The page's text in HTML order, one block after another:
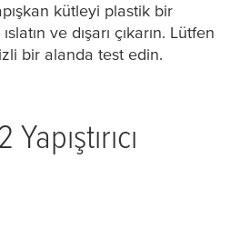
kütleyi plastik bir
ve dışarı çıkarın. Lütfen
bir alanda test edin.